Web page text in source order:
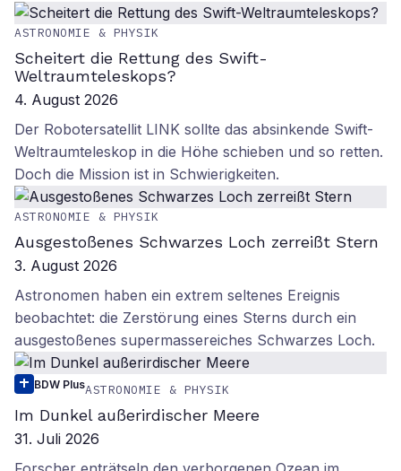
ASTRONOMIE & PHYSIK
Scheitert die Rettung des Swift-
Weltraumteleskops?
4. August 2026
Der Robotersatellit LINK sollte das absinkende Swift-
Weltraumteleskop in die Höhe schieben und so retten.
Doch die Mission ist in Schwierigkeiten.
ASTRONOMIE & PHYSIK
Ausgestoßenes Schwarzes Loch zerreißt Stern
3. August 2026
Astronomen haben ein extrem seltenes Ereignis
beobachtet: die Zerstörung eines Sterns durch ein
ausgestoßenes supermassereiches Schwarzes Loch.
BDW PlusASTRONOMIE & PHYSIK
Im Dunkel außerirdischer Meere
31. Juli 2026